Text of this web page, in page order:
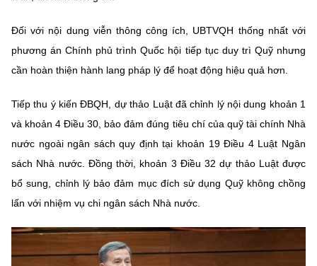
Đối với nội dung viễn thông công ích, UBTVQH thống nhất với
phương án Chính phủ trình Quốc hội tiếp tục duy trì Quỹ nhưng
cần hoàn thiện hành lang pháp lý để hoạt động hiệu quả hơn.
Tiếp thu ý kiến ĐBQH, dự thảo Luật đã chỉnh lý nội dung khoản 1
và khoản 4 Điều 30, bảo đảm đúng tiêu chí của quỹ tài chính Nhà
nước ngoài ngân sách quy định tại khoản 19 Điều 4 Luật Ngân
sách Nhà nước. Đồng thời, khoản 3 Điều 32 dự thảo Luật được
bổ sung, chỉnh lý bảo đảm mục đích sử dụng Quỹ không chồng
lấn với nhiệm vụ chi ngân sách Nhà nước.